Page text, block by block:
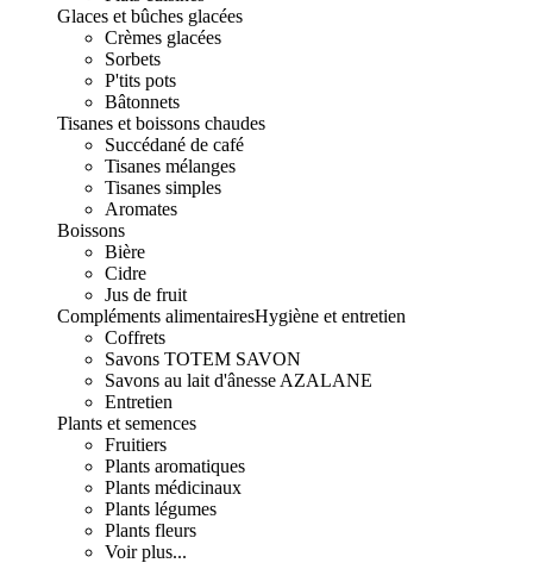
Glaces et bûches glacées
Crèmes glacées
Sorbets
P'tits pots
Bâtonnets
Tisanes et boissons chaudes
Succédané de café
Tisanes mélanges
Tisanes simples
Aromates
Boissons
Bière
Cidre
Jus de fruit
Compléments alimentairesHygiène et entretien
Coffrets
Savons TOTEM SAVON
Savons au lait d'ânesse AZALANE
Entretien
Plants et semences
Fruitiers
Plants aromatiques
Plants médicinaux
Plants légumes
Plants fleurs
Voir plus...